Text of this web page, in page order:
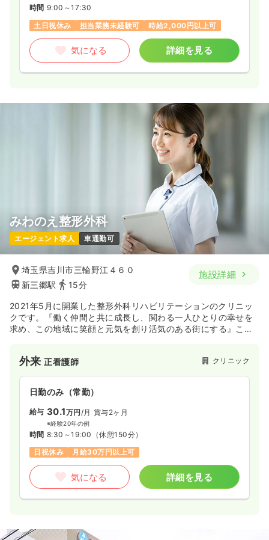
時間 9:00～17:30
土日祝休み
担当業務未経験可 時給2,000円以上可
気になる 詳細を見る
みわのえ整形外科
エージェント求人 車通勤可
埼玉県吉川市三輪野江４６０
新三郷駅
15分
施設詳細
2021年5月に開業した整形外科リハビリテーションのクリニッ
クです。『働く仲間と共に成長し、関わる一人ひとりの幸せを
求め、この地域に笑顔と元気を創り活気のある街にする』こと
外来正看護師 クリニック
日勤のみ（常勤）
給与 30.1万円 /月 賞与2ヶ月
※経験20年の例
時間 8:30～19:00 （休憩150分）
日祝休み
月給30万円以上可
気になる 詳細を見る